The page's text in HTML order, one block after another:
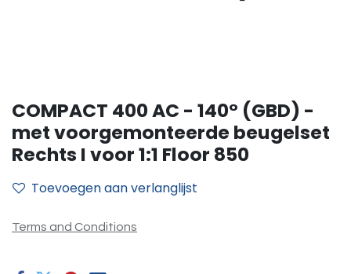
COMPACT 400 AC - 140° (GBD) -
met voorgemonteerde beugelset
Rechts I voor 1:1 Floor 850
Toevoegen aan verlanglijst
Terms and Conditions